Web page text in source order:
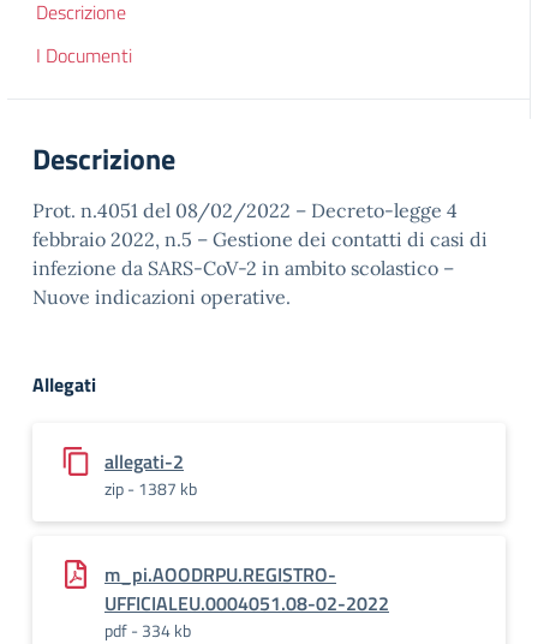
Descrizione
I Documenti
Descrizione
Prot. n.4051 del 08/02/2022 – Decreto-legge 4
febbraio 2022, n.5 – Gestione dei contatti di casi di
infezione da SARS-CoV-2 in ambito scolastico –
Nuove indicazioni operative.
Allegati
allegati-2
zip - 1387 kb
m_pi.AOODRPU.REGISTRO-
UFFICIALEU.0004051.08-02-2022
pdf - 334 kb